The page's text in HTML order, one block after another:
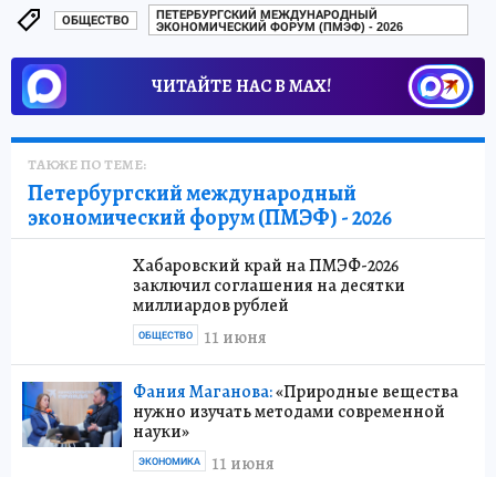
ОБЩЕСТВО
ПЕТЕРБУРГСКИЙ МЕЖДУНАРОДНЫЙ
ЭКОНОМИЧЕСКИЙ ФОРУМ (ПМЭФ) - 2026
ЧИТАЙТЕ НАС В МАХ!
ТАКЖЕ ПО ТЕМЕ:
Петербургский международный
экономический форум (ПМЭФ) - 2026
Хабаровский край на ПМЭФ-2026
заключил соглашения на десятки
миллиардов рублей
11 июня
ОБЩЕСТВО
Фания Маганова:«Природные вещества
нужно изучать методами современной
науки»
11 июня
ЭКОНОМИКА